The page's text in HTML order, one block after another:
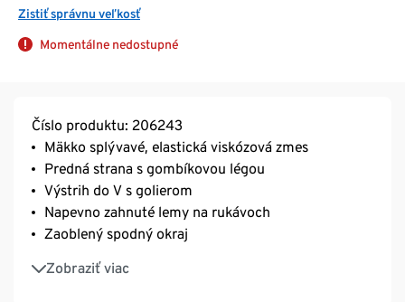
Zistiť správnu veľkosť
Momentálne nedostupné
Číslo produktu: 206243
Mäkko splývavé, elastická viskózová zmes
Predná strana s gombíkovou légou
Výstrih do V s golierom
Napevno zahnuté lemy na rukávoch
Zaoblený spodný okraj
Zobraziť viac
S elastanom: dobre držia tvar, perfektne sedia a